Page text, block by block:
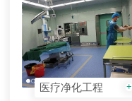
医疗净化工程 +